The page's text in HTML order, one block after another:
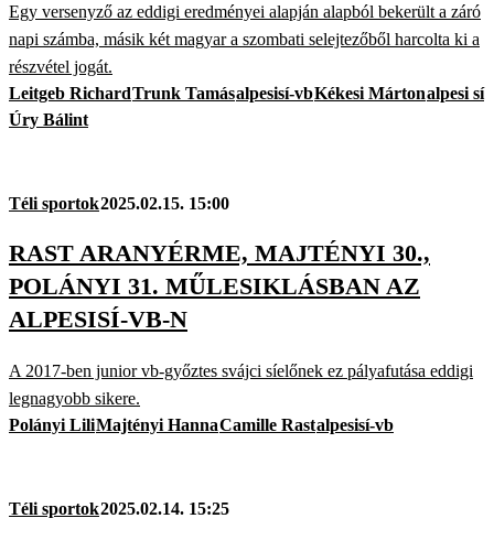
Egy versenyző az eddigi eredményei alapján alapból bekerült a záró
napi számba, másik két magyar a szombati selejtezőből harcolta ki a
részvétel jogát.
Leitgeb RichardTrunk Tamásalpesisí-vbKékesi Mártonalpesi sí
Úry Bálint
Téli sportok2025.02.15. 15:00
RAST ARANYÉRME, MAJTÉNYI 30.,
POLÁNYI 31. MŰLESIKLÁSBAN AZ
ALPESISÍ-VB-N
A 2017-ben junior vb-győztes svájci síelőnek ez pályafutása eddigi
legnagyobb sikere.
Polányi LiliMajtényi HannaCamille Rastalpesisí-vb
Téli sportok2025.02.14. 15:25